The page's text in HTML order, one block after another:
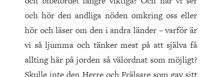
och hör den andliga nöden omkring oss eller
hör och läser om den i andra länder – varför är
vi så ljumma och tänker mest på att själva få
allting här på jorden så välordnat som möjligt?